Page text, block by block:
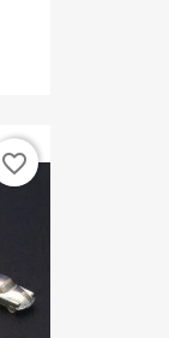
favorite_border